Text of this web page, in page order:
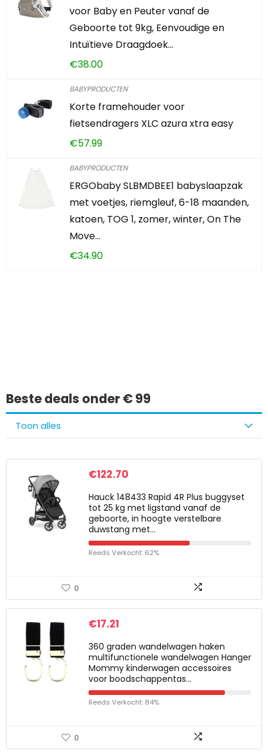
voor Baby en Peuter vanaf de
Geboorte tot 9kg, Eenvoudige en
Intuïtieve Draagdoek…
€38.00
BABYPRODUCTEN
Korte framehouder voor
fietsendragers XLC azura xtra easy
€57.99
BABYPRODUCTEN
ERGObaby SLBMDBEE1 babyslaapzak
met voetjes, riemgleuf, 6-18 maanden,
katoen, TOG 1, zomer, winter, On The
Move…
€34.90
Beste deals onder € 99
Toon alles
€122.70
Hauck 148433 Rapid 4R Plus buggyset
tot 25 kg met ligstand vanaf de
geboorte, in hoogte verstelbare
duwstang met…
Reeds Verkocht: 62%
0
€17.21
360 graden wandelwagen haken
multifunctionele wandelwagen Hanger
Mommy kinderwagen accessoires
voor boodschappentas…
Reeds Verkocht: 84%
0